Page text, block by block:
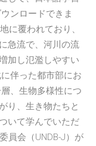
ンロードできま
に覆われており、
急流で、河川の流
加し氾濫しやすい
伴った都市部にお
、生物多様性につ
り、生き物たちと
いて学んでいただ
員会（UNDB-J）が